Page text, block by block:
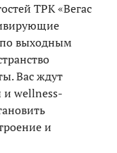
ТРК «Вегас
по выходным
Вас ждут
и wellness-
и